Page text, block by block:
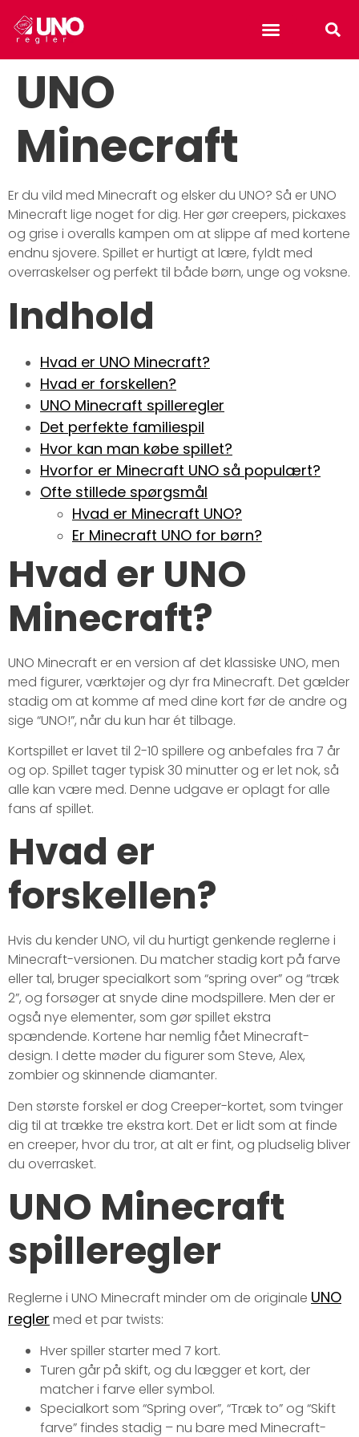
UNO
Minecraft
Er du vild med Minecraft og elsker du UNO? Så er UNO
Minecraft lige noget for dig. Her gør creepers, pickaxes
og grise i overalls kampen om at slippe af med kortene
endnu sjovere. Spillet er hurtigt at lære, fyldt med
overraskelser og perfekt til både børn, unge og voksne.
Indhold
Hvad er UNO Minecraft?
Hvad er forskellen?
UNO Minecraft spilleregler
Det perfekte familiespil
Hvor kan man købe spillet?
Hvorfor er Minecraft UNO så populært?
Ofte stillede spørgsmål
Hvad er Minecraft UNO?
Er Minecraft UNO for børn?
Hvad er UNO
Minecraft?
UNO Minecraft er en version af det klassiske UNO, men
med figurer, værktøjer og dyr fra Minecraft. Det gælder
stadig om at komme af med dine kort før de andre og
sige “UNO!”, når du kun har ét tilbage.
Kortspillet er lavet til 2-10 spillere og anbefales fra 7 år
og op. Spillet tager typisk 30 minutter og er let nok, så
alle kan være med. Denne udgave er oplagt for alle
fans af spillet.
Hvad er
forskellen?
Hvis du kender UNO, vil du hurtigt genkende reglerne i
Minecraft-versionen. Du matcher stadig kort på farve
eller tal, bruger specialkort som “spring over” og “træk
2”, og forsøger at snyde dine modspillere. Men der er
også nye elementer, som gør spillet ekstra
spændende. Kortene har nemlig fået Minecraft-
design. I dette møder du figurer som Steve, Alex,
zombier og skinnende diamanter.
Den største forskel er dog Creeper-kortet, som tvinger
dig til at trække tre ekstra kort. Det er lidt som at finde
en creeper, hvor du tror, at alt er fint, og pludselig bliver
du overrasket.
UNO Minecraft
spilleregler
Reglerne i UNO Minecraft minder om de originale UNO
regler med et par twists:
Hver spiller starter med 7 kort.
Turen går på skift, og du lægger et kort, der
matcher i farve eller symbol.
Specialkort som “Spring over”, “Træk to” og “Skift
farve” findes stadig – nu bare med Minecraft-